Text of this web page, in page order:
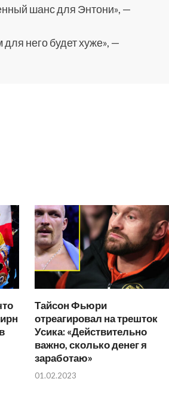
шанс для Энтони», —
него будет хуже», —
Тайсон Фьюри
отреагировал на трешток
Усика: «Действительно
важно, сколько денег я
заработаю»
01.02.2023